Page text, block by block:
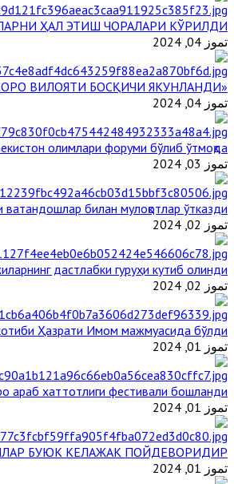
ҲАЛ ЭТИШ ЧОРАЛАРИ КЎРИЛДИ
تموز 04, 2024
«ЙИЛ ИМОМИ – 2024» КЎРИК ТАНЛОВИНИНГ БУХОРО ВИЛОЯТИ БОСҚИЧИ ЯКУНЛАНДИ
تموز 04, 2024
олимлари форуми бўлиб ўтмоқда
تموز 03, 2024
билан мулоқотлар ўтказди
تموز 02, 2024
дастлабки гуруҳи кутиб олинди
تموز 02, 2024
Ҳазрати Имом мажмуасида бўлди
تموز 01, 2024
араб хаттотлиги фестивали бошланди
تموز 01, 2024
БУЮК КЕЛАЖАК ПОЙДЕВОРИДИР
تموز 01, 2024